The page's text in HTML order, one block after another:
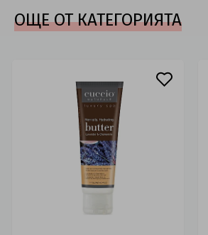
ОЩЕ ОТ КАТЕГОРИЯТА